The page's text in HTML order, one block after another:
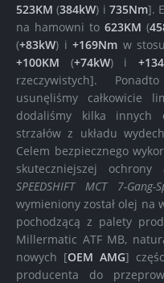
523KM (384kW) i 735Nm].
na hamowni to 623KM (
(+83kW) i +169Nm w
+100KM (+74kW) i
rzeczywistych].
usunęliśmy całkowicie
dodaliśmy kilka innych
strzałów z układu
Celem bezpiecznego
skuteczniejszej
SPEEDSHIFT MCT 7-Gang-
wymieniony został olej na
pochodzącą z palety
Millermatic ATF MB,
nowych [OEM AMG]
producenta do